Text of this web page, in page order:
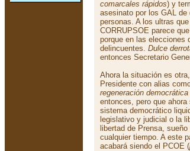
comarcales rápidos) y
asesinato por los GAL de
personas. A los ultras
CORRUPSOE parece
porque en las elecciones
delincuentes. Dulce
entonces Secretario
Ahora la situación es
Presidente con alias
regeneración democrática
entonces, pero que
sistema democrático
legislativo y judicial o la
libertad de Prensa,
cualquier tiempo. A este
acabará siendo el PCOE (